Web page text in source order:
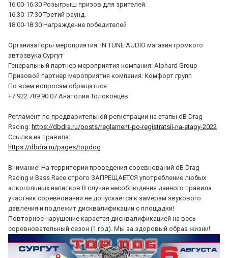
16:00-16:30 Розыгрыш призов для зрителей.
16:30-17:30 Третий раунд.
18:00-18:30 Награждение победителей
Организаторы мероприятия: IN TUNE AUDIO магазин громкого
автозвука Сургут
Генеральный партнер мероприятия компания: Alphard Group
Призовой партнер мероприятия компания: Комфорт групп
По всем вопросам обращаться:
+7 922 789 90 07 Анатолий Толоконцев
Регламент по предварительной регистрации на этапы dB Drag
Racing: https://dbdra.ru/posts/reglament-po-registratsii-na-etapy-2022
Ссылка на правила:
https://dbdra.ru/pages/topdog
Внимание! На территории проведения соревнований dB Drag
Racing и Bass Race строго ЗАПРЕЩАЕТСЯ употребление любых
алкогольных напитков В случае несоблюдения данного правила
участник соревнований не допускается к замерам звукового
давления и подлежит дисквалификации с площадки!
Повторное нарушение карается дисквалификацией на весь
соревновательный сезон (1 год). Мы за здоровый образ жизни!